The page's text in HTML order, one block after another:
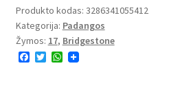
31
GT
120/70
ZR
Produkto kodas: 3286341055412
Kategorija: Padangos
Žymos: 17, Bridgestone
F
T
W